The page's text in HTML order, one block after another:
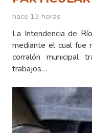
hace 13 horas
La Intendencia de
mediante el cual fue
corralón municipal
trabajos…